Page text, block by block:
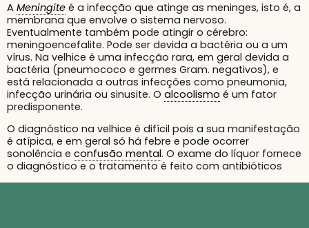
A Meningite é a infecção que atinge as meninges, isto é, a
membrana que envolve o sistema nervoso.
Eventualmente também pode atingir o cérebro:
meningoencefalite. Pode ser devida a bactéria ou a um
vírus. Na velhice é uma infecção rara, em geral devida a
bactéria (pneumococo e germes Gram. negativos), e
está relacionada a outras infecções como pneumonia,
infecção urinária ou sinusite. O alcoolismo é um fator
predisponente.
O diagnóstico na velhice é difícil pois a sua manifestação
é atípica, e em geral só há febre e pode ocorrer
sonolência e confusão mental. O exame do líquor fornece
o diagnóstico e o tratamento é feito com antibióticos